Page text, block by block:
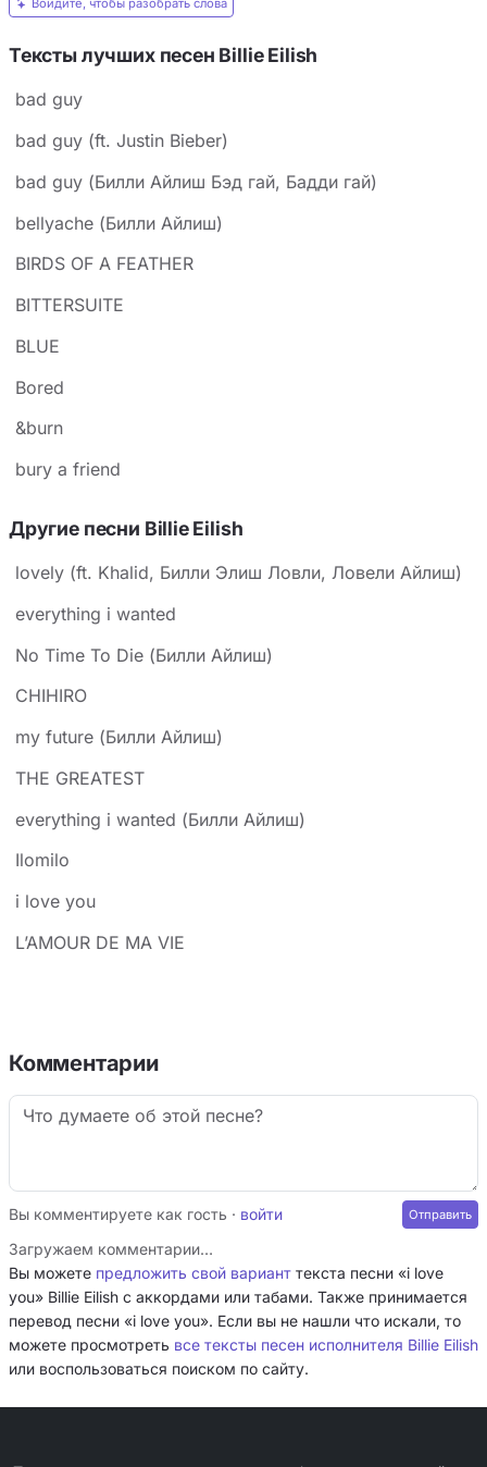
Тексты лучших песен Billie Eilish
bad guy
bad guy (ft. Justin Bieber)
bad guy (Билли Айлиш Бэд гай, Бадди гай)
bellyache (Билли Айлиш)
BIRDS OF A FEATHER
BITTERSUITE
BLUE
Bored
&burn
bury a friend
Другие песни Billie Eilish
​lovely (ft. Khalid, Билли Элиш Ловли, Ловели Айлиш)
everything i wanted
No Time To Die (Билли Айлиш)
CHIHIRO
my future (Билли Айлиш)
THE GREATEST
everything i wanted (Билли Айлиш)
Ilomilo
i love you
L’AMOUR DE MA VIE
Комментарии
Вы комментируете как гость · войти
Загружаем комментарии…
Вы можете предложить свой вариант текста песни «i love
you» Billie Eilish с аккордами или табами. Также принимается
перевод песни «i love you». Если вы не нашли что искали, то
можете просмотреть все тексты песен исполнителя Billie Eilish
или воспользоваться поиском по сайту.